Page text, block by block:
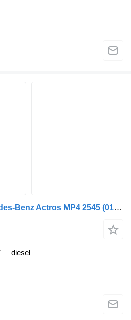
Stabilizačná tyč Mercedes-Benz Actros MP4 2545 (01.13-) A9603300107 na ťahača Mercedes-Benz Actros MP4 Antos Arocs (2012-)
diesel